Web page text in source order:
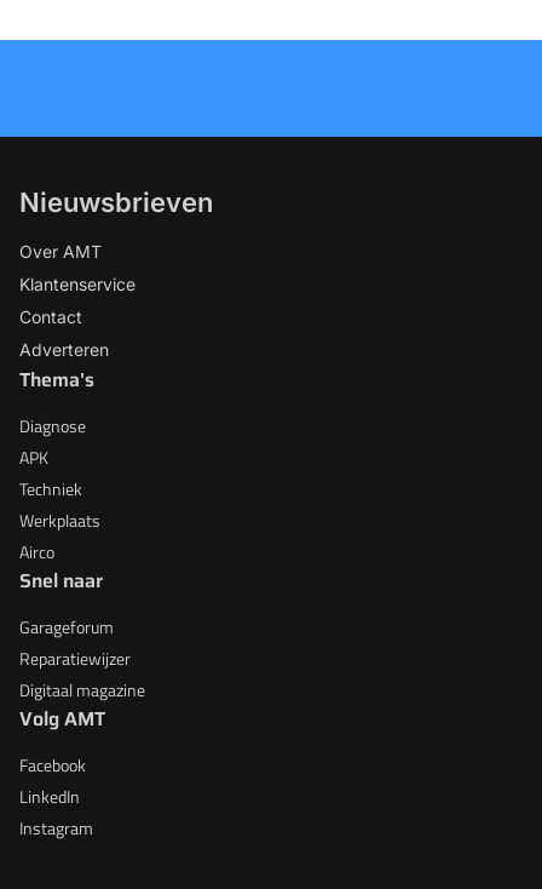
Nieuwsbrieven
Over AMT
Klantenservice
Contact
Adverteren
Thema's
Diagnose
APK
Techniek
Werkplaats
Airco
Snel naar
Garageforum
Reparatiewijzer
Digitaal magazine
Volg AMT
Facebook
LinkedIn
Instagram